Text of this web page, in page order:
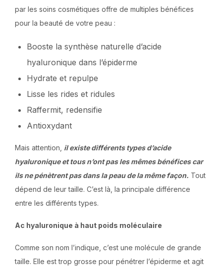
par les soins cosmétiques offre de multiples bénéfices
pour la beauté de votre peau :
Booste la synthèse naturelle d’acide
hyaluronique dans l’épiderme
Hydrate et repulpe
Lisse les rides et ridules
Raffermit, redensifie
Antioxydant
Mais attention, il existe différents types d’acide
hyaluronique et tous n’ont pas les mêmes bénéfices car
ils ne pénètrent pas dans la peau de la même façon. Tout
dépend de leur taille. C’est là, la principale différence
entre les différents types.
Ac hyaluronique à haut poids moléculaire
Comme son nom l’indique, c’est une molécule de grande
taille. Elle est trop grosse pour pénétrer l’épiderme et agit